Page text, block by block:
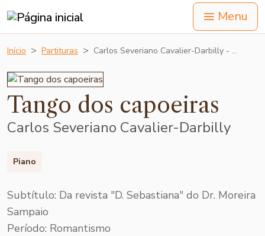
Menu
Início Partituras Carlos Severiano Cavalier-Darbilly - …
Tango dos capoeiras
Carlos Severiano Cavalier-Darbilly
Piano
Subtítulo: Da revista "D. Sebastiana" do Dr. Moreira
Sampaio
Período: Romantismo